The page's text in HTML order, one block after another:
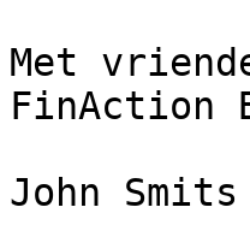
Met
FinAction
John